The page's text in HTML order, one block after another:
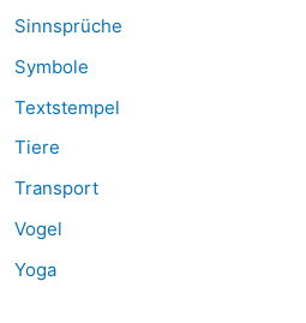
Sinnsprüche
Symbole
Textstempel
Tiere
Transport
Vogel
Yoga